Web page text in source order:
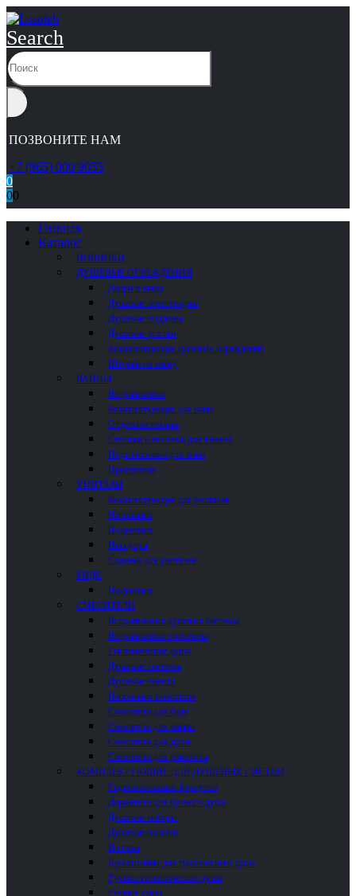
Search
ПОЗВОНИТЕ НАМ
+7 (965) 000 9055
0
00
Главная
Каталог
НОВИНКИ
ДУШЕВЫЕ ОГРАЖДЕНИЯ
Двери в нишу
Душевые перегородки
Душевые поддоны
Душевые уголки
Комплектующие душевых ограждений
Шторки на ванну
ВАННЫ
Встраиваемые
Комплектующие для ванн
Отдельностоящие
Столики и полочки для ванной
Подголовники для ванн
Пристенные
УНИТАЗЫ
Комплектующие для унитазов
Напольные
Подвесные
Писсуары
Сиденья для унитазов
БИДЕ
Подвесные
СМЕСИТЕЛИ
Встраиваемые душевые системы
Встраиваемые смесители
Гигиенические души
Душевые системы
Душевые панели
Напольные смесители
Смесители для биде
Смесители для ванны
Смесители для душа
Смесители для раковины
КОМПЛЕКТУЮЩИЕ ДЛЯ ДУШЕВЫХ СИСТЕМ
Гидромассажные форсунки
Держатели для ручного душа
Душевые наборы
Душевые шланги
Изливы
Кронштейны для тропического душа
Ручные гигиенические души
Ручные души